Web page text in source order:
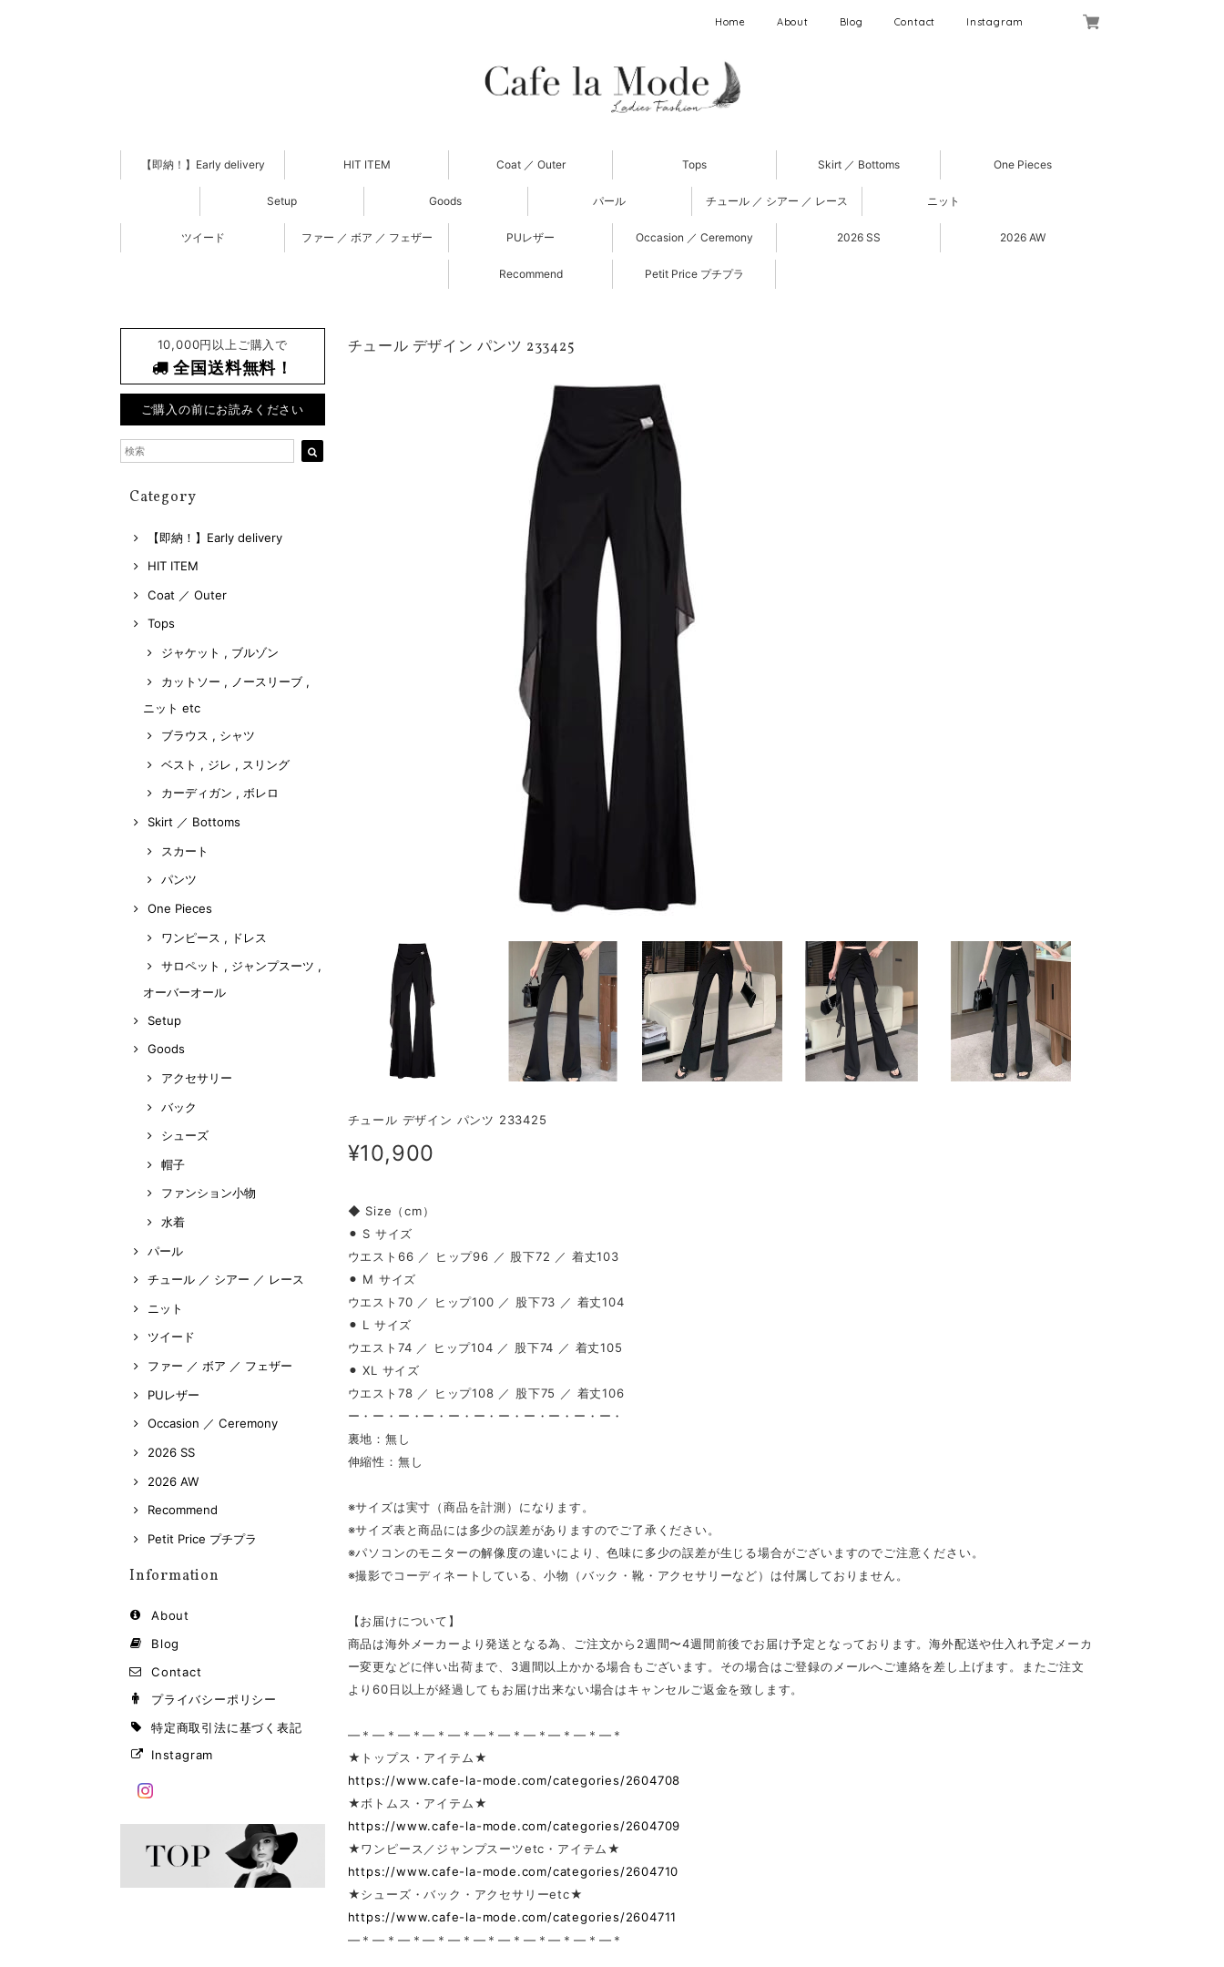
Home About Blog Contact Instagram
【即納！】Early delivery HIT ITEM Coat ／ Outer Tops Skirt ／ Bottoms One Pieces
Setup Goods パール チュール ／ シアー ／ レース ニット
ツイード ファー ／ ボア ／ フェザー PUレザー Occasion ／ Ceremony 2026 SS 2026 AW
Recommend Petit Price プチプラ
10,000円以上ご購入で
全国送料無料！
ご購入の前にお読みください
Category
【即納！】Early delivery
HIT ITEM
Coat ／ Outer
Tops
ジャケット , ブルゾン
カットソー , ノースリーブ ,
ニット etc
ブラウス , シャツ
ベスト , ジレ , スリング
カーディガン , ボレロ
Skirt ／ Bottoms
スカート
パンツ
One Pieces
ワンピース , ドレス
サロペット , ジャンプスーツ ,
オーバーオール
Setup
Goods
アクセサリー
バック
シューズ
帽子
ファンション小物
水着
パール
チュール ／ シアー ／ レース
ニット
ツイード
ファー ／ ボア ／ フェザー
PUレザー
Occasion ／ Ceremony
2026 SS
2026 AW
Recommend
Petit Price プチプラ
Information
About
Blog
Contact
プライバシーポリシー
特定商取引法に基づく表記
Instagram
チュール デザイン パンツ 233425
チュール デザイン パンツ 233425
¥10,900
◆ Size（cm）
⚫︎ S サイズ
ウエスト66 ／ ヒップ96 ／ 股下72 ／ 着丈103
⚫︎ M サイズ
ウエスト70 ／ ヒップ100 ／ 股下73 ／ 着丈104
⚫︎ L サイズ
ウエスト74 ／ ヒップ104 ／ 股下74 ／ 着丈105
⚫︎ XL サイズ
ウエスト78 ／ ヒップ108 ／ 股下75 ／ 着丈106
ー・ー・ー・ー・ー・ー・ー・ー・ー・ー・ー・
裏地：無し
伸縮性：無し
※サイズは実寸（商品を計測）になります。
※サイズ表と商品には多少の誤差がありますのでご了承ください。
※パソコンのモニターの解像度の違いにより、色味に多少の誤差が生じる場合がございますのでご注意ください。
※撮影でコーディネートしている、小物（バック・靴・アクセサリーなど）は付属しておりません。
【お届けについて】
商品は海外メーカーより発送となる為、ご注文から2週間〜4週間前後でお届け予定となっております。海外配送や仕入れ予定メーカ
ー変更などに伴い出荷まで、3週間以上かかる場合もございます。その場合はご登録のメールへご連絡を差し上げます。またご注文
より60日以上が経過してもお届け出来ない場合はキャンセルご返金を致します。
—＊—＊—＊—＊—＊—＊—＊—＊—＊—＊—＊
★トップス・アイテム★
https://www.cafe-la-mode.com/categories/2604708
★ボトムス・アイテム★
https://www.cafe-la-mode.com/categories/2604709
★ワンピース／ジャンプスーツetc・アイテム★
https://www.cafe-la-mode.com/categories/2604710
★シューズ・バック・アクセサリーetc★
https://www.cafe-la-mode.com/categories/2604711
—＊—＊—＊—＊—＊—＊—＊—＊—＊—＊—＊